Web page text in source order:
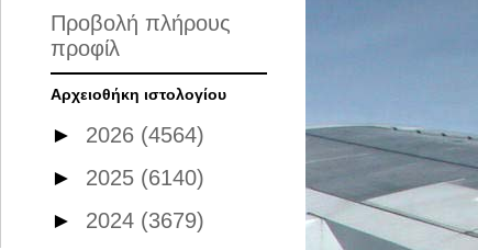
Προβολή πλήρους
προφίλ
Αρχειοθήκη ιστολογίου
► 2026 (4564)
► 2025 (6140)
► 2024 (3679)